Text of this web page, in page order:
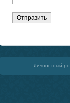
Личностный